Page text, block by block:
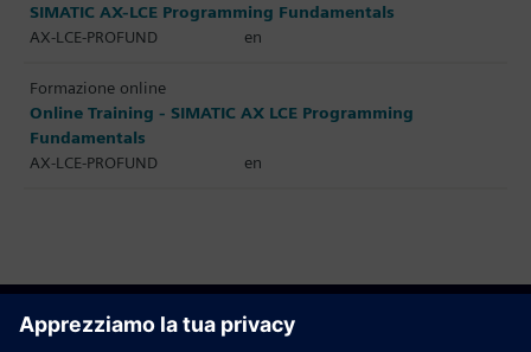
SIMATIC AX-LCE Programming Fundamentals
AX-LCE-PROFUND
en
Formazione online
Online Training - SIMATIC AX LCE Programming
Fundamentals
AX-LCE-PROFUND
en
Raccomanda questa pagina